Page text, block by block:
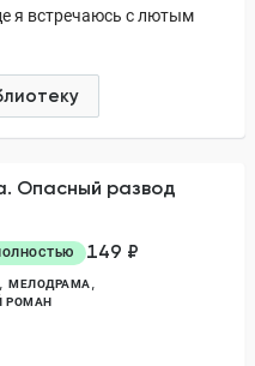
я встречаюсь с лютым
Опасный развод
149 ₽
МЕЛОДРАМА
РОМАН